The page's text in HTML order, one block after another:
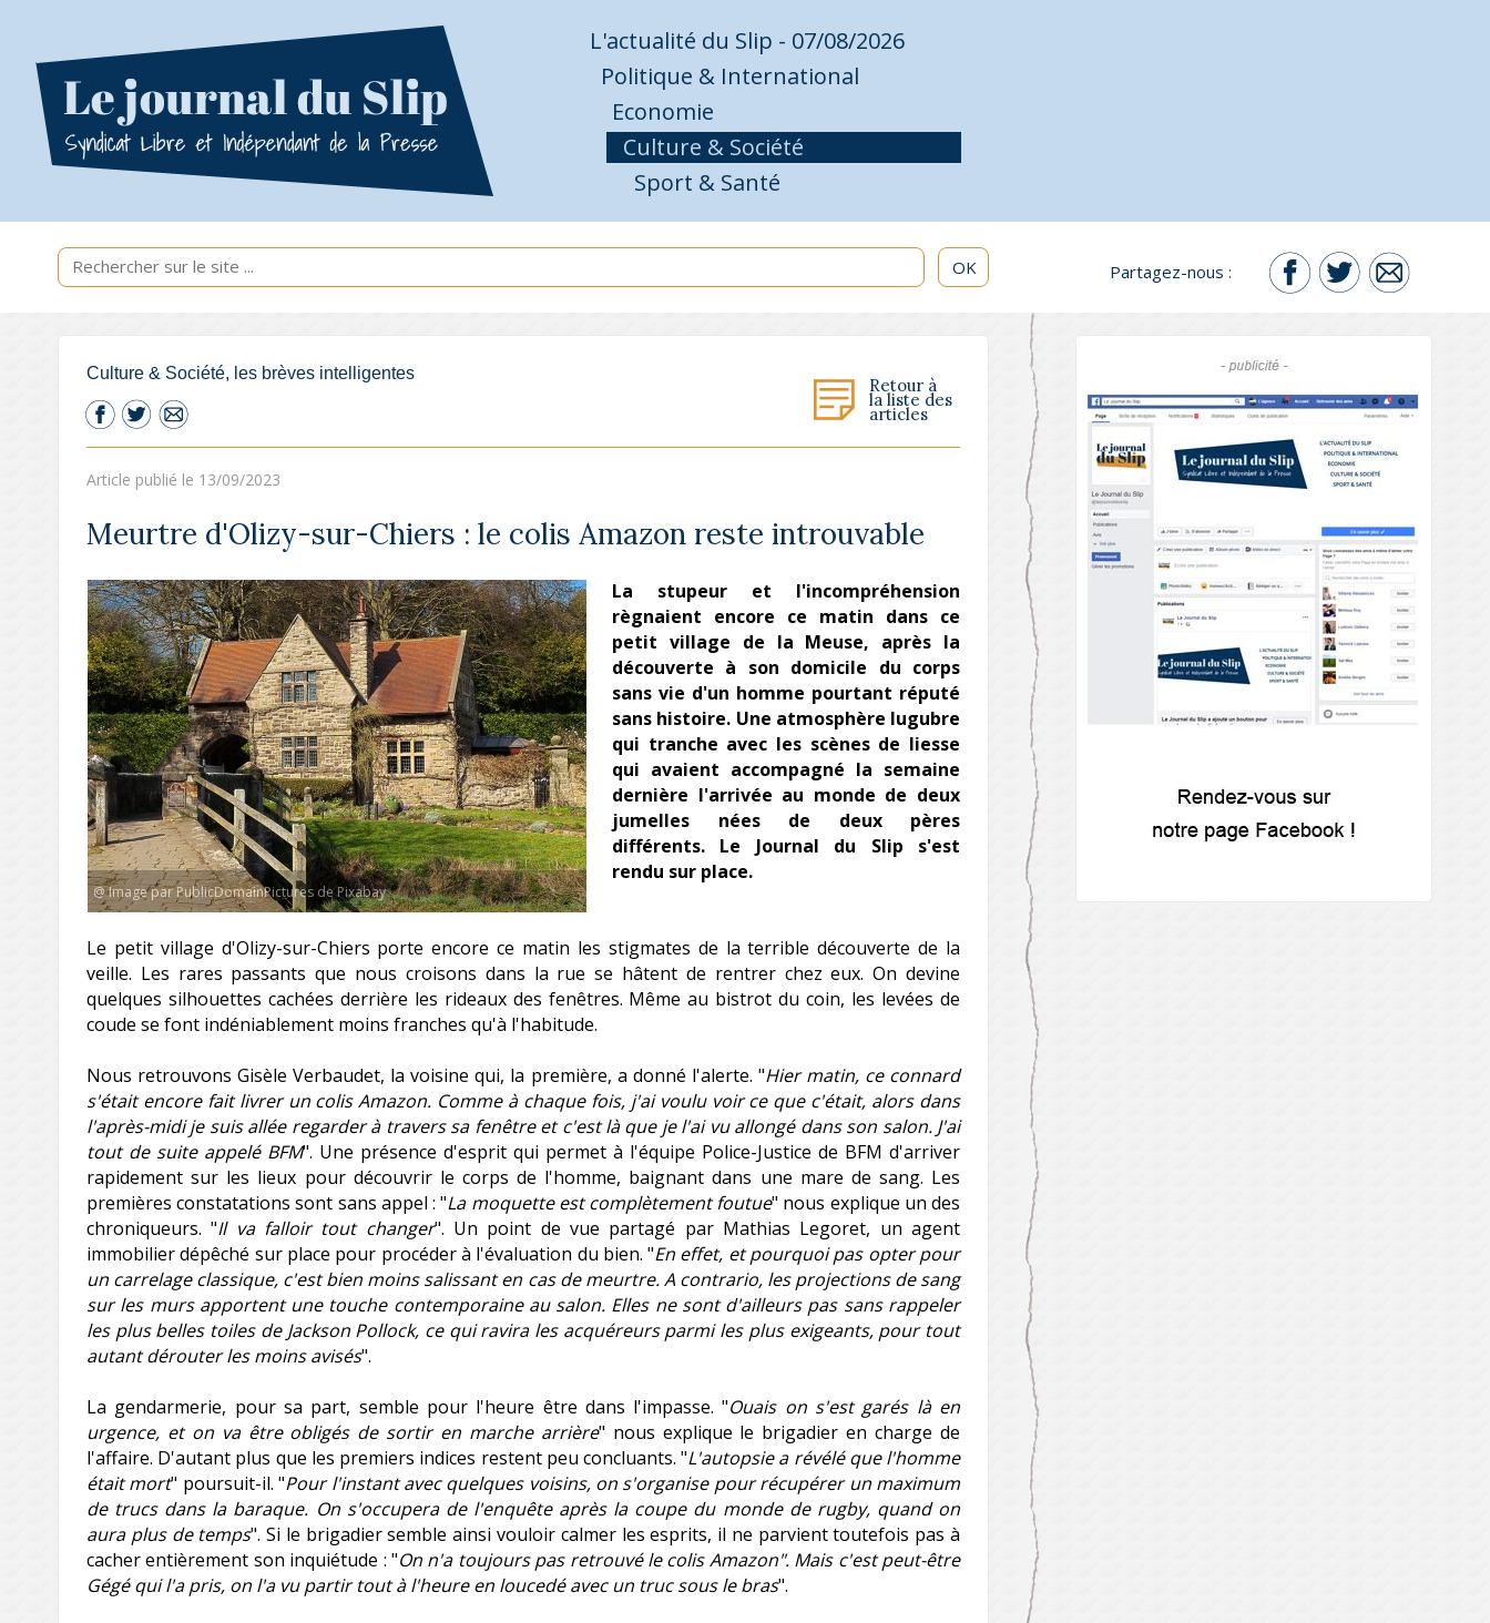
L'actualité du Slip - 07/08/2026
Politique & International
Economie
Culture & Société
Sport & Santé
OK Partagez-nous :
Culture & Société, les brèves intelligentes
Retour à
la liste des
articles
Article publié le 13/09/2023
Meurtre d'Olizy-sur-Chiers : le colis Amazon reste introuvable
@ Image par PublicDomainPictures de Pixabay
La stupeur et l'incompréhension
règnaient encore ce matin dans ce
petit village de la Meuse, après la
découverte à son domicile du corps
sans vie d'un homme pourtant réputé
sans histoire. Une atmosphère lugubre
qui tranche avec les scènes de liesse
qui avaient accompagné la semaine
dernière l'arrivée au monde de deux
jumelles nées de deux pères
différents. Le Journal du Slip s'est
rendu sur place.
Le petit village d'Olizy-sur-Chiers porte encore ce matin les stigmates de la terrible découverte de la
veille. Les rares passants que nous croisons dans la rue se hâtent de rentrer chez eux. On devine
quelques silhouettes cachées derrière les rideaux des fenêtres. Même au bistrot du coin, les levées de
coude se font indéniablement moins franches qu'à l'habitude.
Nous retrouvons Gisèle Verbaudet, la voisine qui, la première, a donné l'alerte. "Hier matin, ce connard
s'était encore fait livrer un colis Amazon. Comme à chaque fois, j'ai voulu voir ce que c'était, alors dans
l'après-midi je suis allée regarder à travers sa fenêtre et c'est là que je l'ai vu allongé dans son salon. J'ai
tout de suite appelé BFM". Une présence d'esprit qui permet à l'équipe Police-Justice de BFM d'arriver
rapidement sur les lieux pour découvrir le corps de l'homme, baignant dans une mare de sang. Les
premières constatations sont sans appel : "La moquette est complètement foutue" nous explique un des
chroniqueurs. "Il va falloir tout changer". Un point de vue partagé par Mathias Legoret, un agent
immobilier dépêché sur place pour procéder à l'évaluation du bien. "En effet, et pourquoi pas opter pour
un carrelage classique, c'est bien moins salissant en cas de meurtre. A contrario, les projections de sang
sur les murs apportent une touche contemporaine au salon. Elles ne sont d'ailleurs pas sans rappeler
les plus belles toiles de Jackson Pollock, ce qui ravira les acquéreurs parmi les plus exigeants, pour tout
autant dérouter les moins avisés".
La gendarmerie, pour sa part, semble pour l'heure être dans l'impasse. "Ouais on s'est garés là en
urgence, et on va être obligés de sortir en marche arrière" nous explique le brigadier en charge de
l'affaire. D'autant plus que les premiers indices restent peu concluants. "L'autopsie a révélé que l'homme
était mort" poursuit-il. "Pour l'instant avec quelques voisins, on s'organise pour récupérer un maximum
de trucs dans la baraque. On s'occupera de l'enquête après la coupe du monde de rugby, quand on
aura plus de temps". Si le brigadier semble ainsi vouloir calmer les esprits, il ne parvient toutefois pas à
cacher entièrement son inquiétude : "On n'a toujours pas retrouvé le colis Amazon". Mais c'est peut-être
Gégé qui l'a pris, on l'a vu partir tout à l'heure en loucedé avec un truc sous le bras".